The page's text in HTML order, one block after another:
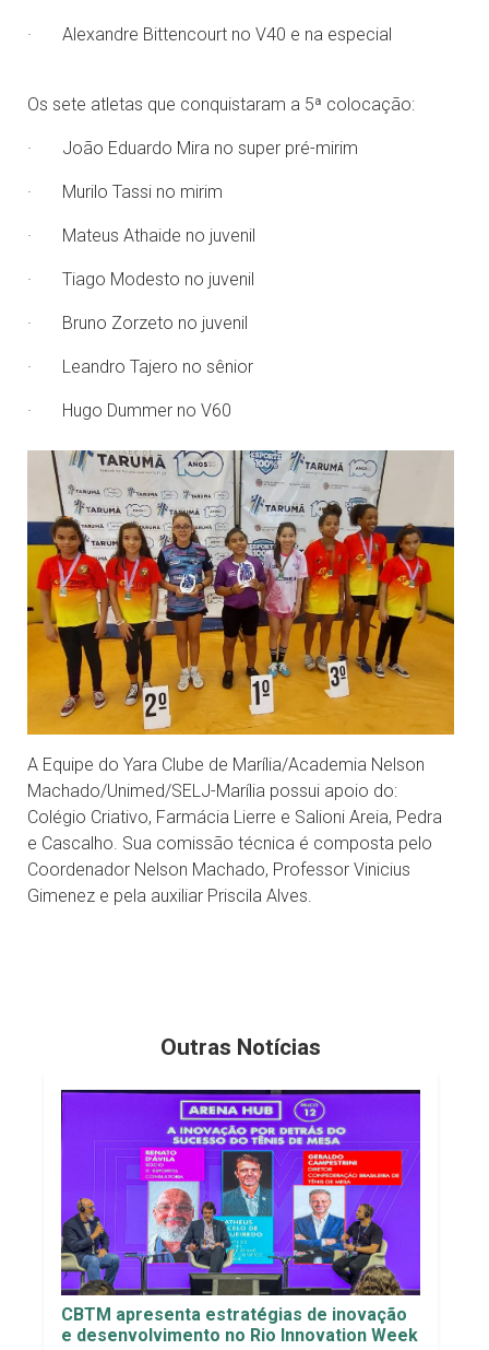
· Alexandre Bittencourt no V40 e na especial
Os sete atletas que conquistaram a 5ª colocação:
· João Eduardo Mira no super pré-mirim
· Murilo Tassi no mirim
· Mateus Athaide no juvenil
· Tiago Modesto no juvenil
· Bruno Zorzeto no juvenil
· Leandro Tajero no sênior
· Hugo Dummer no V60
A Equipe do Yara Clube de Marília/Academia Nelson
Machado/Unimed/SELJ-Marília possui apoio do:
Colégio Criativo, Farmácia Lierre e Salioni Areia, Pedra
e Cascalho. Sua comissão técnica é composta pelo
Coordenador Nelson Machado, Professor Vinicius
Gimenez e pela auxiliar Priscila Alves.
Outras Notícias
CBTM apresenta estratégias de inovação
e desenvolvimento no Rio Innovation Week